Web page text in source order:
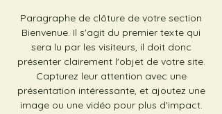
Paragraphe de clôture de votre section
Bienvenue. Il s'agit du premier texte qui
sera lu par les visiteurs, il doit donc
présenter clairement l'objet de votre site.
Capturez leur attention avec une
présentation intéressante, et ajoutez une
image ou une vidéo pour plus d'impact.